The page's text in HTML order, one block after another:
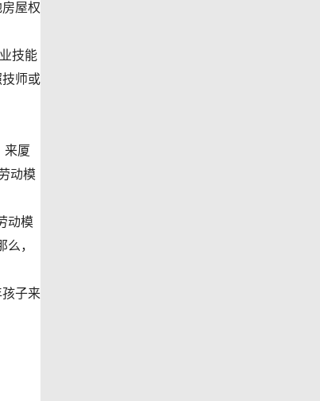
屋权
技能
师或
来厦
动模
动模
，
子来